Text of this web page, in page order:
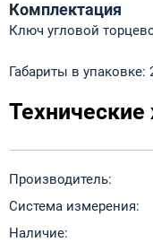
Комплектация
Ключ угловой
Габариты в упаковке:
Технические
Производитель:
Система измерения:
Наличие: